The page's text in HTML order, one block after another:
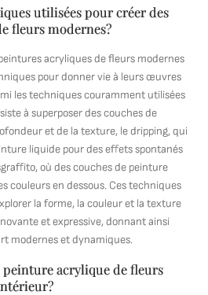
utilisées pour créer des
fleurs modernes?
acryliques de fleurs modernes
pour donner vie à leurs œuvres
les techniques couramment utilisées
à superposer des couches de
et de la texture, le dripping, qui
liquide pour des effets spontanés
où des couches de peinture
couleurs en dessous. Ces techniques
la forme, la couleur et la texture
et expressive, donnant ainsi
modernes et dynamiques.
acrylique de fleurs